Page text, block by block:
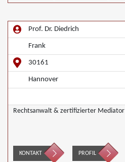
Prof. Dr. Diedrich
Frank
30161
Hannover
Rechtsanwalt & zertifizierter Mediator
KONTAKT PROFIL